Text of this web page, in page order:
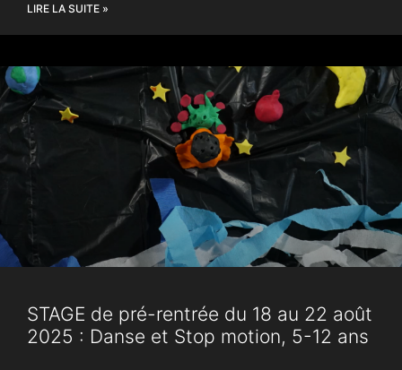
LIRE LA SUITE »
STAGE de pré-rentrée du 18 au 22 août
2025 : Danse et Stop motion, 5-12 ans